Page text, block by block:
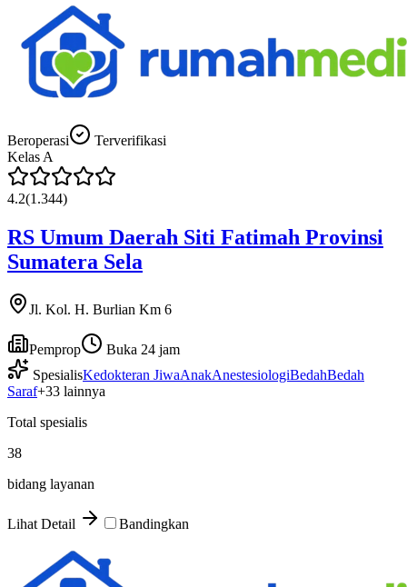
Beroperasi
Terverifikasi
Kelas A
4.2(1.344)
RS Umum Daerah Siti Fatimah Provinsi
Sumatera Sela
Jl. Kol. H. Burlian Km 6
Pemprop
Buka 24 jam
SpesialisKedokteran JiwaAnakAnestesiologiBedahBedah
Saraf+33 lainnya
Total spesialis
38
bidang layanan
Lihat Detail Bandingkan